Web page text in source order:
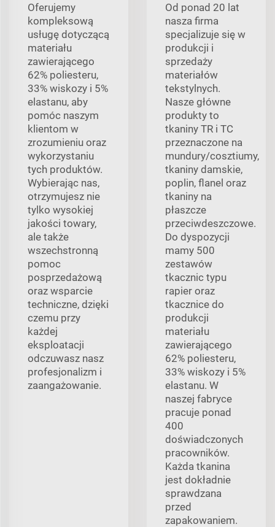
Oferujemy
kompleksową
usługę dotyczącą
materiału
zawierającego
62% poliesteru,
33% wiskozy i 5%
elastanu, aby
pomóc naszym
klientom w
zrozumieniu oraz
wykorzystaniu
tych produktów.
Wybierając nas,
otrzymujesz nie
tylko wysokiej
jakości towary,
ale także
wszechstronną
pomoc
posprzedażową
oraz wsparcie
techniczne, dzięki
czemu przy
każdej
eksploatacji
odczuwasz nasz
profesjonalizm i
zaangażowanie.
Od ponad 20 lat
nasza firma
specjalizuje się w
produkcji i
sprzedaży
materiałów
tekstylnych.
Nasze główne
produkty to
tkaniny TR i TC
przeznaczone na
mundury/cosztiumy,
tkaniny damskie,
poplin, flanel oraz
tkaniny na
płaszcze
przeciwdeszczowe.
Do dyspozycji
mamy 500
zestawów
tkacznic typu
rapier oraz
tkacznice do
produkcji
materiału
zawierającego
62% poliesteru,
33% wiskozy i 5%
elastanu. W
naszej fabryce
pracuje ponad
400
doświadczonych
pracowników.
Każda tkanina
jest dokładnie
sprawdzana
przed
zapakowaniem.